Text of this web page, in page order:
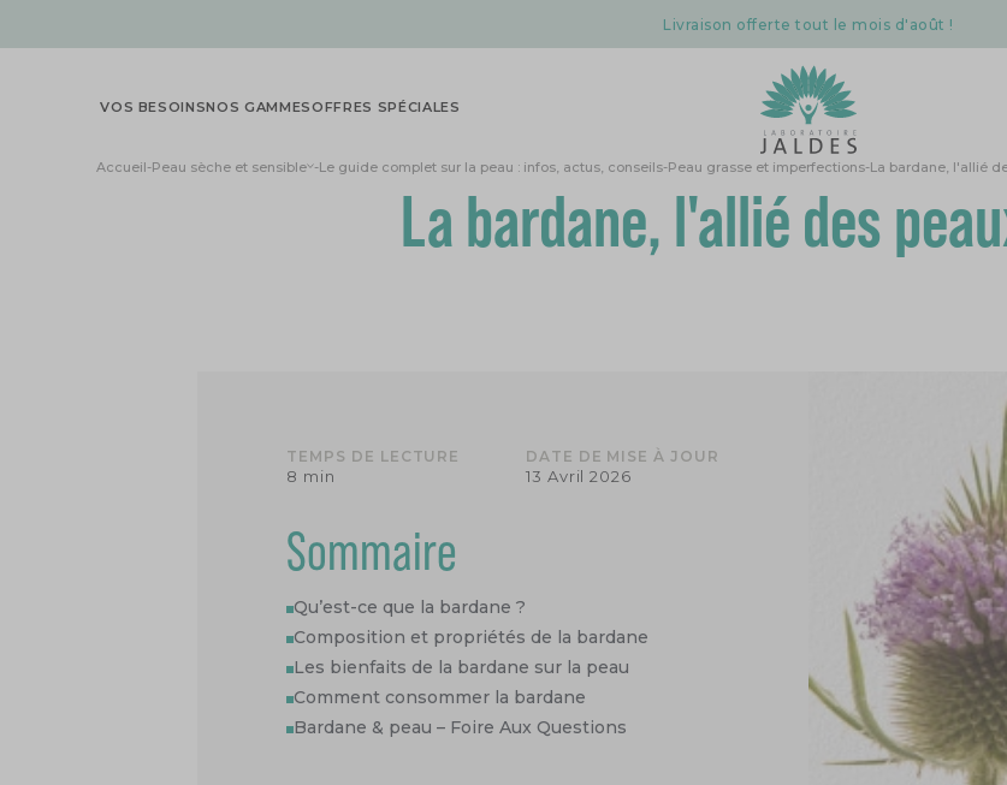
Livraison offerte tout le mois d'août !
VOS BESOINSNOS GAMMESOFFRES SPÉCIALES
prochaine commande
Inscrivez-vous à notre newsletter et recevez un code promotionnel
pour bénéficier de 10 % de remise, à utiliser sur tout le site internet lors
Accueil-Peau sèche et sensible -Le guide complet sur la peau : infos, actus, conseils-Peau grasse et imperfections-La bardane, l'allié
La bardane, l'allié des
TEMPS DE LECTURE
8 min
DATE DE MISE À JOUR
13 Avril 2026
Sommaire
Qu’est-ce que la bardane ?
Composition et propriétés de la bardane
Les bienfaits de la bardane sur la peau
Comment consommer la bardane
Bardane & peau – Foire Aux Questions